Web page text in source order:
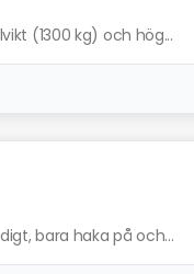
(1300 kg) och hög...
bara haka på och...